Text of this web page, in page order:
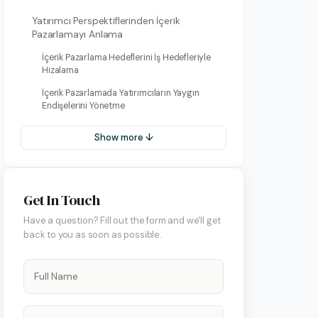
Yönetimi
Yatırımcı Perspektiflerinden İçerik
Pazarlamayı Anlama
İçerik Pazarlama Hedeflerini İş Hedefleriyle
Hizalama
İçerik Pazarlamada Yatırımcıların Yaygın
Endişelerini Yönetme
Show more ↓
Get In Touch
Have a question? Fill out the form and we'll get
back to you as soon as possible.